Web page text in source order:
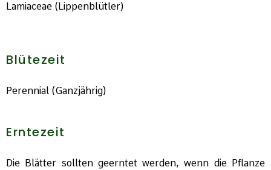
Lamiaceae (Lippenblütler)
Blütezeit
Perennial (Ganzjährig)
Erntezeit
Die Blätter sollten geerntet werden, wenn die Pflanze